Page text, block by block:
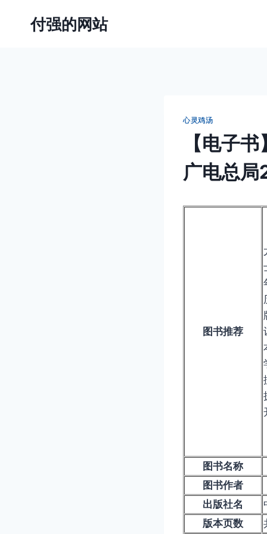
付强的网站
心灵鸡汤
【电子
广电总
图书推荐
图书名称
图书作者
出版社名
版本页数